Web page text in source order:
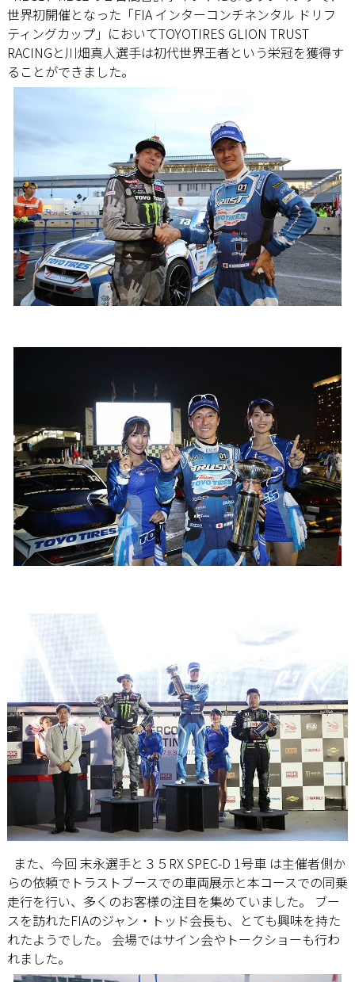
世界初開催となった「FIA インターコンチネンタル ドリフ
ティングカップ」においてTOYOTIRES GLION TRUST
RACINGと川畑真人選手は初代世界王者という栄冠を獲得す
ることができました。
また、今回 末永選手と３５RX SPEC-D 1号車 は主催者側か
らの依頼でトラストブースでの車両展示と本コースでの同乗
走行を行い、多くのお客様の注目を集めていました。 ブー
スを訪れたFIAのジャン・トッド会長も、とても興味を持た
れたようでした。 会場ではサイン会やトークショーも行わ
れました。